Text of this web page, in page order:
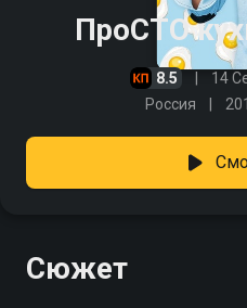
ПроСТО
8.5 14
Россия
Сюжет